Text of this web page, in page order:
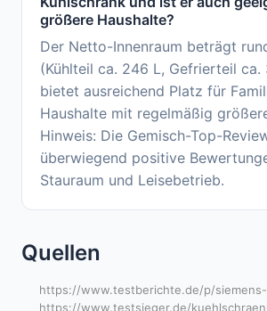
größere Haushalte?
Der Netto-Innenraum beträgt
(Kühlteil ca. 246 L, Gefrierteil ca.
bietet ausreichend Platz für
Haushalte mit regelmäßig
Hinweis: Die Gemisch-Top-
überwiegend positive
Stauraum und Leisebetrieb.
Quellen
https://www.testberichte.de/p/
https://www.testsieger.de/